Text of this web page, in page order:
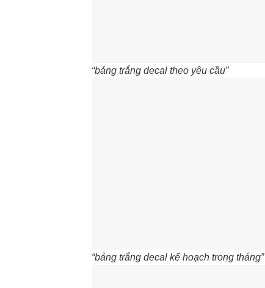
“bảng trắng decal theo yêu cầu”
“bảng trắng decal kế hoạch trong tháng”